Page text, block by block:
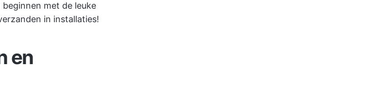
met de leuke
in installaties!
en